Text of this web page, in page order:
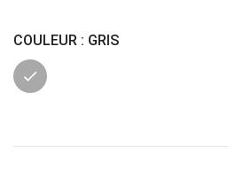
COULEUR : GRIS
Gris